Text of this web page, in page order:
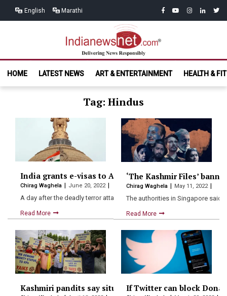
English Marathi facebook
youtubeinstagram
linkedin
India News
Net.com
HOME
LATEST NEWS ART & ENTERTAINMENT HEALTH &
Tag: Hindus
India grants e-visas to Afghan Sikhs, Hindus on
Chirag Waghela June 20, 2022
A day after the deadly terror attack at Gurudwara Karte…
Read More
‘The Kashmir Files’
Chirag Waghela May 11, 2022
The authorities in Singapore said
Read More
Kashmiri pandits say situation like 1990s in the
If Twitter can block